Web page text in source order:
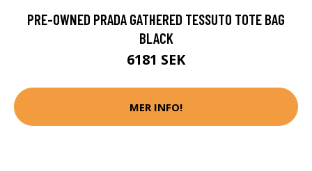
PRE-OWNED PRADA GATHERED TESSUTO TOTE BAG
BLACK
6181 SEK
MER INFO!